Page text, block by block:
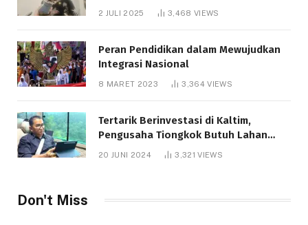
Bantuan Pendidikan Gratispol
2 JULI 2025 3,468 VIEWS
Peran Pendidikan dalam Mewujudkan
Integrasi Nasional
8 MARET 2023 3,364VIEWS
Tertarik Berinvestasi di Kaltim,
Pengusaha Tiongkok Butuh Lahan
1.000 Hektare
20 JUNI 2024 3,321VIEWS
Don't Miss